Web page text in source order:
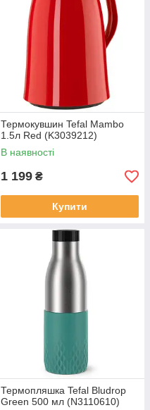
Термокувшин Tefal Mambo
1.5л Red (K3039212)
В наявності
1 199 ₴
Купити
Термопляшка Tefal Bludrop
Green 500 мл (N3110610)